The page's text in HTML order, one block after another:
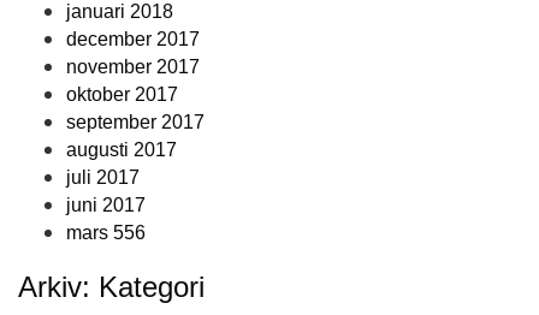
januari 2018
december 2017
november 2017
oktober 2017
september 2017
augusti 2017
juli 2017
juni 2017
mars 556
Arkiv: Kategori